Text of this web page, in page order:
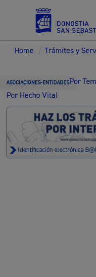
Servicios
Home / Trámites y
ASOCIACIONES-ENTIDADESPor
Por Hecho Vital
Identificación electrónica